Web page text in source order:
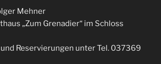
Mehner
„Zum Grenadier“ im Schloss
Reservierungen unter Tel. 037369